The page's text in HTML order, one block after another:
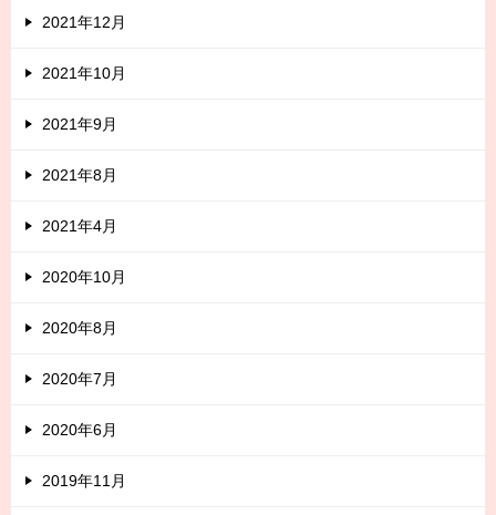
2021年12月
2021年10月
2021年9月
2021年8月
2021年4月
2020年10月
2020年8月
2020年7月
2020年6月
2019年11月